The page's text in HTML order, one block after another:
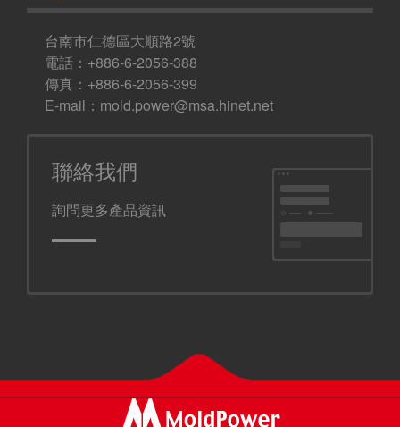
台南市仁德區大順路2號
電話：+886-6-2056-388
傳真：+886-6-2056-399
E-mail： mold.power@msa.hinet.net
聯絡我們
詢問更多產品資訊